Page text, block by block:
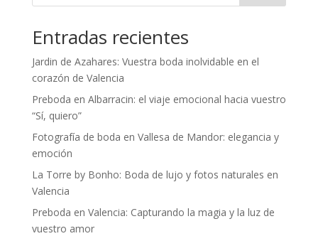
Entradas recientes
Jardin de Azahares: Vuestra boda inolvidable en el
corazón de Valencia
Preboda en Albarracin: el viaje emocional hacia vuestro
“Sí, quiero”
Fotografía de boda en Vallesa de Mandor: elegancia y
emoción
La Torre by Bonho: Boda de lujo y fotos naturales en
Valencia
Preboda en Valencia: Capturando la magia y la luz de
vuestro amor